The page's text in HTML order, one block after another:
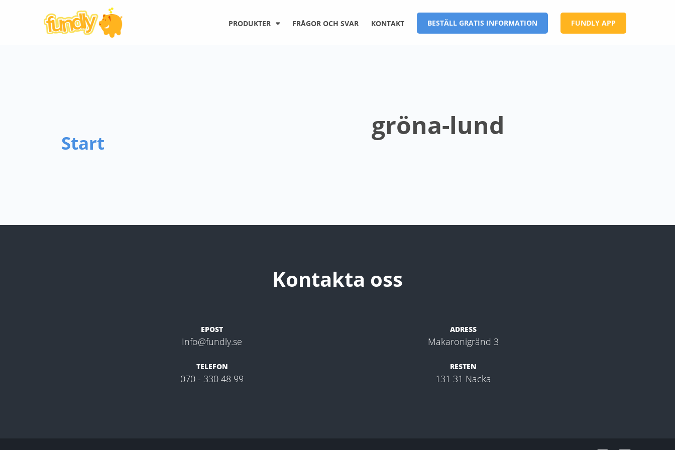
PRODUKTER FRÅGOR OCH SVAR KONTAKT BESTÄLL GRATIS INFORMATION FUNDLY APP
Start
gröna-lund
Kontakta oss
EPOST
Info@fundly.se
TELEFON
070 - 330 48 99
ADRESS
Makaronigränd 3
RESTEN
131 31 Nacka